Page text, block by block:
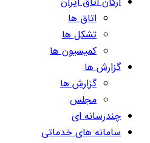
اتاق ها
تشکل ها
کمیسیون ها
گزارش ها
گزارش ها
مجلس
چندرسانه ای
سامانه های خدماتی